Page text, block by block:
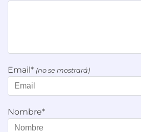
Email* (no se mostrará)
Nombre*